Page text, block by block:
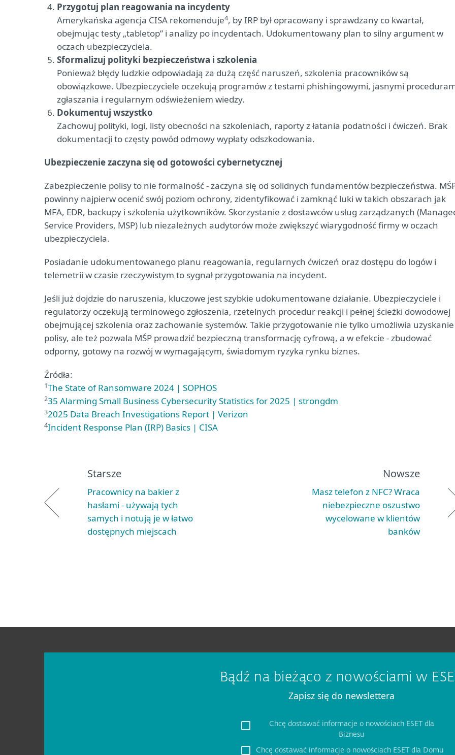
Przygotuj plan reagowania na incydenty
Amerykańska agencja CISA rekomenduje4, by IRP był opracowany i sprawdzany co kwartał,
obejmując testy „tabletop” i analizy po incydentach. Udokumentowany plan to silny argument w
oczach ubezpieczyciela.
Sformalizuj polityki bezpieczeństwa i szkolenia
Ponieważ błędy ludzkie odpowiadają za dużą część naruszeń, szkolenia pracowników są
obowiązkowe. Ubezpieczyciele oczekują programów z testami phishingowymi, jasnymi
zgłaszania i regularnym odświeżeniem wiedzy.
Dokumentuj wszystko
Zachowuj polityki, logi, listy obecności na szkoleniach, raporty z łatania podatności i ćwiczeń. Brak
dokumentacji to częsty powód odmowy wypłaty odszkodowania.
Ubezpieczenie zaczyna się od gotowości cybernetycznej
Zabezpieczenie polisy to nie formalność - zaczyna się od solidnych fundamentów bezpieczeństwa.
powinny najpierw ocenić swój poziom ochrony, zidentyfikować i zamknąć luki w takich obszarach jak
MFA, EDR, backupy i szkolenia użytkowników. Skorzystanie z dostawców usług zarządzanych
Service Providers, MSP) lub niezależnych audytorów może zwiększyć wiarygodność firmy w oczach
ubezpieczyciela.
Posiadanie udokumentowanego planu reagowania, regularnych ćwiczeń oraz dostępu do logów i
telemetrii w czasie rzeczywistym to sygnał przygotowania na incydent.
Jeśli już dojdzie do naruszenia, kluczowe jest szybkie udokumentowane działanie. Ubezpieczyciele i
regulatorzy oczekują terminowego zgłoszenia, rzetelnych procedur reakcji i pełnej ścieżki dowodowej
obejmującej szkolenia oraz zachowanie systemów. Takie przygotowanie nie tylko umożliwia uzyskanie
polisy, ale też pozwala MŚP prowadzić bezpieczną transformację cyfrową, a w efekcie - zbudować
odporny, gotowy na rozwój w wymagającym, świadomym ryzyka rynku biznes.
Źródła:
1The State of Ransomware 2024 | SOPHOS
235 Alarming Small Business Cybersecurity Statistics for 2025 | strongdm
32025 Data Breach Investigations Report | Verizon
4Incident Response Plan (IRP) Basics | CISA
Starsze
Pracownicy na bakier z
hasłami - używają tych
samych i notują je w łatwo
dostępnych miejscach
Nowsze
Masz telefon z NFC? Wraca
niebezpieczne oszustwo
wycelowane w klientów
banków